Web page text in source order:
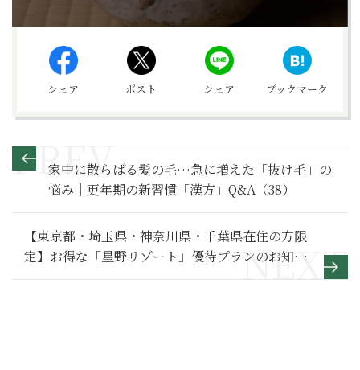
シェア ポスト シェア ブックマーク
家中に散らばる髪の毛…急に増えた「抜け毛」の
悩み｜更年期の新習慣「漢方」Q&A（38）
【東京都・埼玉県・神奈川県・千葉県在住の方限
定】お得な「星野リゾート」優待プランのお知ら
せ